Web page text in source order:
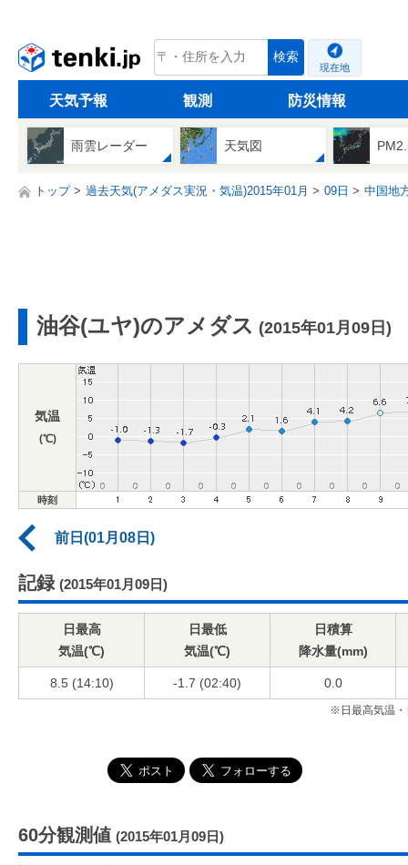
tenki.jp 検索
現在地
天気予報 観測 防災情報
雨雲レーダー 天気図
トップ 過去天気(アメダス実況・気温)2015年01月 09日 中国地
油谷(ユヤ)のアメダス (2015年01月09日)
気温
(℃)
時刻
前日(01月08日)
記録 (2015年01月09日)
日最高
気温(℃)
日最低
気温(℃)
日積算
降水量(mm)
8.5 (14:10) -1.7 (02:40) 0.0
※日最高気温・
60分観測値 (2015年01月09日)